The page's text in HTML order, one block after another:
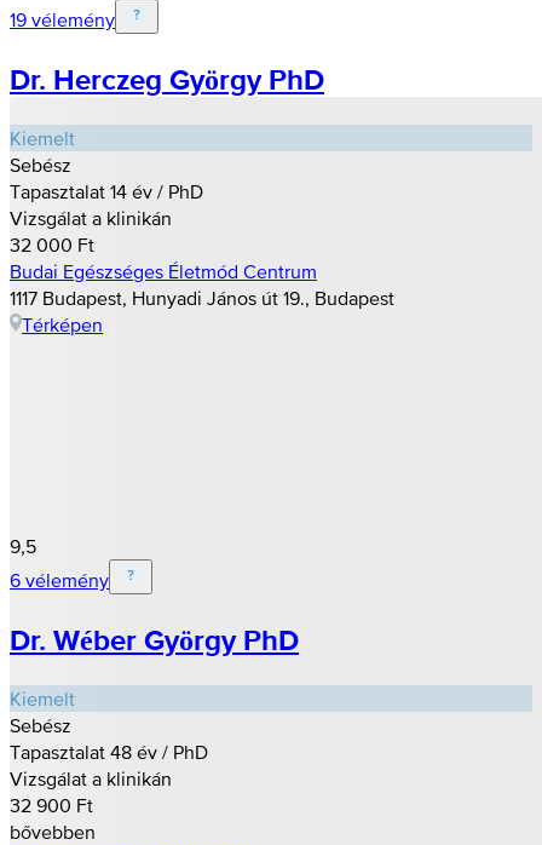
19 vélemény
Dr. Herczeg György PhD
Kiemelt
Sebész
Tapasztalat 14 év / PhD
Vizsgálat a klinikán
32 000 Ft
Budai Egészséges Életmód Centrum
1117 Budapest, Hunyadi János út 19., Budapest
Térképen
9,5
6 vélemény
Dr. Wéber György PhD
Kiemelt
Sebész
Tapasztalat 48 év / PhD
Vizsgálat a klinikán
32 900 Ft
bővebben